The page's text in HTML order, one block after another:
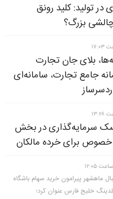
در تولید: کلید رونق
بزرگ؟
بلای جان تجارت
جامع تجارت، سامانه‌ای
سرمایه‌گذاری در بخش
برای خرده مالکان
ماهشهر پیرامون خرید سهام باشگاه
خلیج فارس عنوان کرد؛